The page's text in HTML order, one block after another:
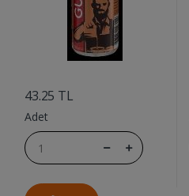
43.25 TL
Adet